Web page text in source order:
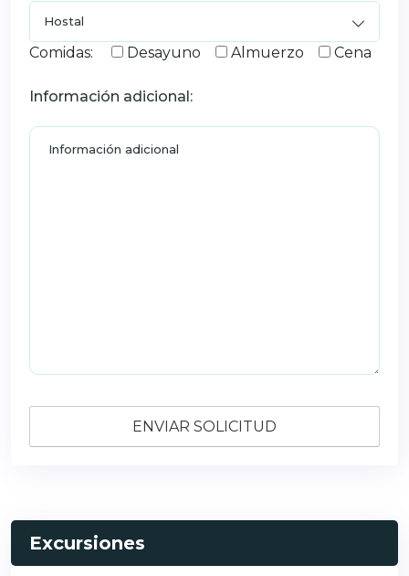
Comidas: Desayuno Almuerzo Cena
Información adicional:
Excursiones